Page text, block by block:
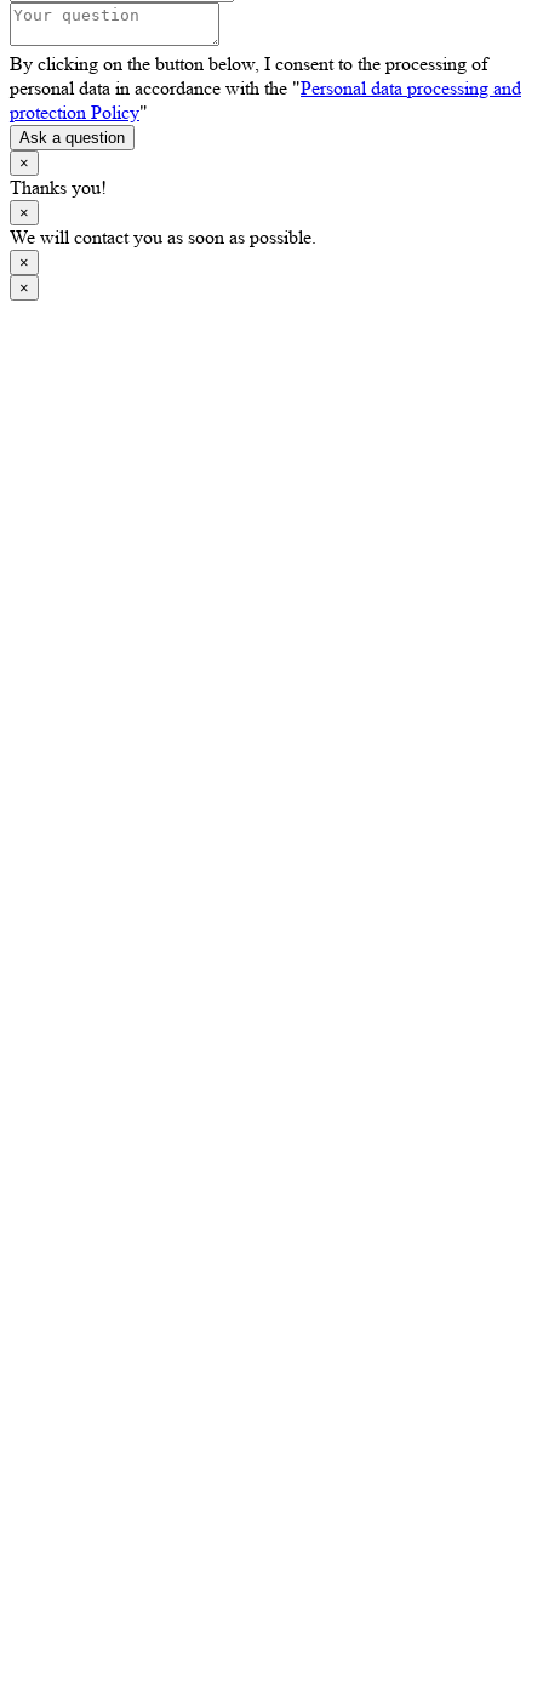
By clicking on the button below, I consent to the processing of
personal data in accordance with the "Personal data processing and
protection Policy"
Ask a question
×
Thanks you!
×
We will contact you as soon as possible.
×
×